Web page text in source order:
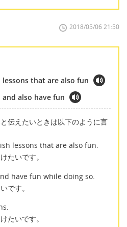
2018/05/06 21:50
that are also fun
also have fun
伝えたいときは以下のように言
lessons that are also fun.
たいです。
have fun while doing so.
です。
たいです。